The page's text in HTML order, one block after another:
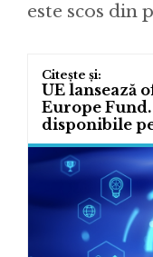
este scos din
UE lansează
Europe
disponibile